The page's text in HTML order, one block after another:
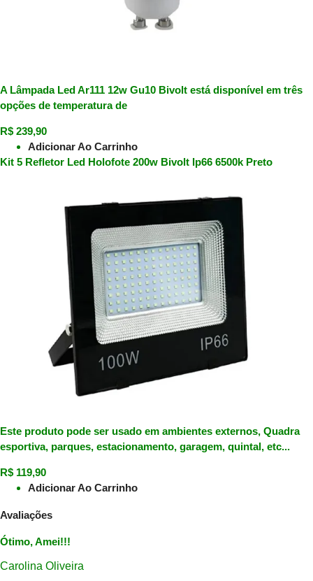
A Lâmpada Led Ar111 12w Gu10 Bivolt está disponível em três
opções de temperatura de
R$ 239,90
Adicionar Ao Carrinho
Kit 5 Refletor Led Holofote 200w Bivolt Ip66 6500k Preto
Este produto pode ser usado em ambientes externos, Quadra
esportiva, parques, estacionamento, garagem, quintal, etc...
R$ 119,90
Adicionar Ao Carrinho
Avaliações
Ótimo, Amei!!!
Carolina Oliveira